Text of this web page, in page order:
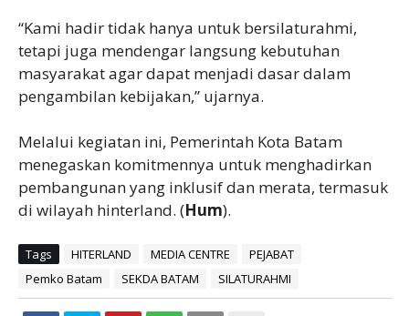
‎“Kami hadir tidak hanya untuk bersilaturahmi,
tetapi juga mendengar langsung kebutuhan
masyarakat agar dapat menjadi dasar dalam
pengambilan kebijakan,” ujarnya.
‎Melalui kegiatan ini, Pemerintah Kota Batam
menegaskan komitmennya untuk menghadirkan
pembangunan yang inklusif dan merata, termasuk
di wilayah hinterland. (Hum).
Tags HITERLAND MEDIA CENTRE
PEJABAT
Pemko Batam
SEKDA BATAM SILATURAHMI